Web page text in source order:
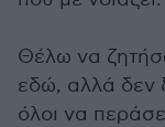
Θέλω να
εδώ, αλλά δεν
όλοι να